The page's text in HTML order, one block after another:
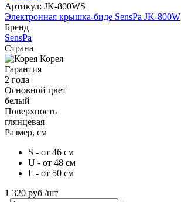
Артикул: JK-800WS
Электронная крышка-биде SensPa JK-800W
Бренд
SensPa
Страна
Корея
Гарантия
2 года
Основной цвет
белый
Поверхность
глянцевая
Размер, см
S - от 46 см
U - от 48 см
L - от 50 см
1 320 руб /шт